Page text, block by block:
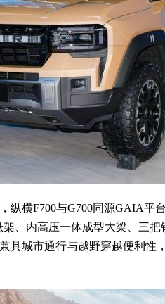
纵横F700与G700同源GAIA平
、内高压一体成型大梁、三
具城市通行与越野穿越便利性